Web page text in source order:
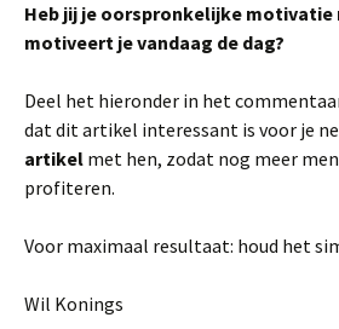
Heb jij je oorspronkelijke motivatie
motiveert je vandaag de dag?
Deel het hieronder in het
dat dit artikel interessant is voor je
artikel met hen, zodat nog meer
profiteren.
Voor maximaal resultaat: houd het
Wil Konings